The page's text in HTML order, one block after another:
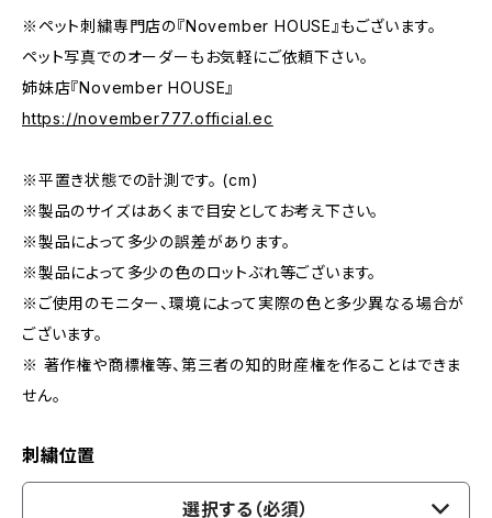
※ペット刺繍専門店の『November HOUSE』もございます。
ペット写真でのオーダーもお気軽にご依頼下さい。
姉妹店『November HOUSE』
https://november777.official.ec
※平置き状態での計測です。 (cm)
※製品のサイズはあくまで目安としてお考え下さい。
※製品によって多少の誤差があります。
※製品によって多少の色のロットぶれ等ございます。
※ご使用のモニター、環境によって実際の色と多少異なる場合が
ございます。
※ 著作権や商標権等、第三者の知的財産権を作ることはできま
せん。
刺繍位置
選択する（必須）